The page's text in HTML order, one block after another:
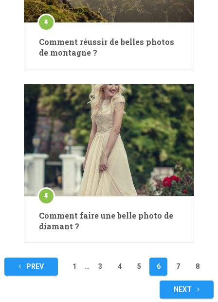
Comment réussir de belles photos
de montagne ?
Comment faire une belle photo de
diamant ?
Pagination
des
PREV 1 … 3 4 5 6 7 8
NEXT